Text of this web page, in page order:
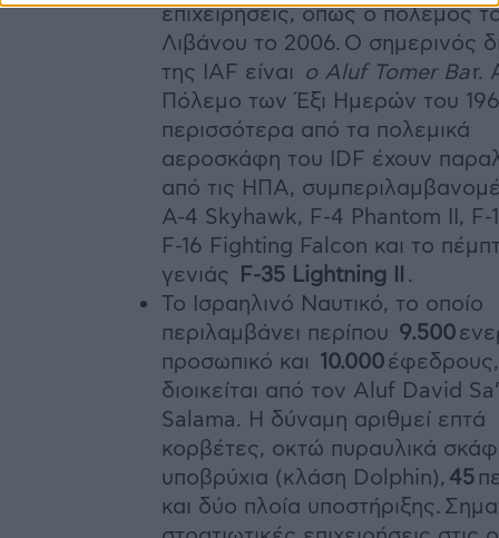
επιχειρήσεις, όπως ο πόλεμος
Λιβάνου το 2006. Ο σημερινός
της IAF είναι ο Aluf Tomer Bar.
Πόλεμο των Έξι Ημερών του
περισσότερα από τα πολεμικά
αεροσκάφη του IDF έχουν
από τις ΗΠΑ,
A-4 Skyhawk, F-4 Phantom II, F-
F-16 Fighting Falcon και το
γενιάς F-35 Lightning II .
Το Ισραηλινό Ναυτικό, το οποίο
περιλαμβάνει περίπου 9.500
προσωπικό και 10.000έφεδρους,
διοικείται από τον Aluf David
Salama. Η δύναμη αριθμεί επτά
κορβέτες, οκτώ πυραυλικά
υποβρύχια (κλάση Dolphin), 45
και δύο πλοία υποστήριξης.